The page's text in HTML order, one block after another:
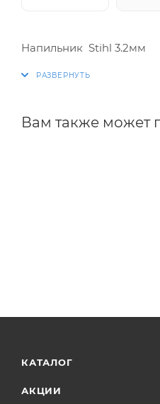
Напильник Stihl 3.2мм
Вам также может
КАТАЛОГ
АКЦИИ